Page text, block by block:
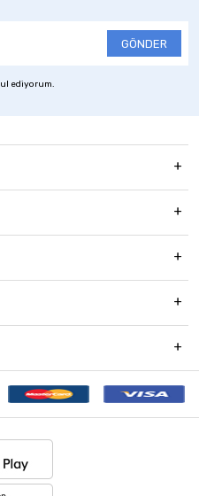
GÖNDER
ediyorum.